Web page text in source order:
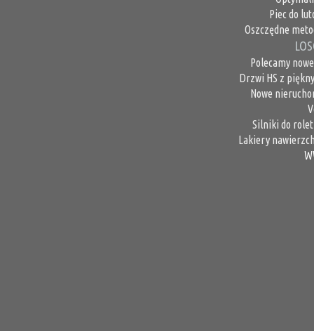
Piec do
Oszczędne
Polecamy
Drzwi HS z
Nowe
Silniki do
Lakiery